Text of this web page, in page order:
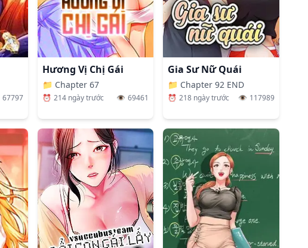
67797
Hương Vị Chị Gái
📁 Chapter 67
⏰ 214 ngày trước 👁️ 69461
Gia Sư Nữ Quái
📁 Chapter 92 END
⏰ 218 ngày trước 👁️ 117989